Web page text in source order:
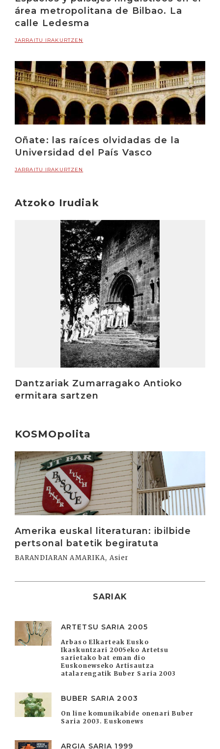
área metropolitana de Bilbao. La
calle Ledesma
JARRAITU IRAKURTZEN
Oñate: las raíces olvidadas de la
Universidad del País Vasco
JARRAITU IRAKURTZEN
Atzoko Irudiak
Dantzariak Zumarragako Antioko
ermitara sartzen
KOSMOpolita
Amerika euskal literaturan: ibilbide
pertsonal batetik begiratuta
BARANDIARAN AMARIKA, Asier
Irakurri
SARIAK
ARTETSU SARIA 2005
Arbaso Elkarteak Eusko
Ikaskuntzari 2005eko Artetsu
sarietako bat eman dio
Euskonewseko Artisautza
atalarengatik Buber Saria 2003
BUBER SARIA 2003
On line komunikabide onenari Buber
Saria 2003. Euskonews
ARGIA SARIA 1999